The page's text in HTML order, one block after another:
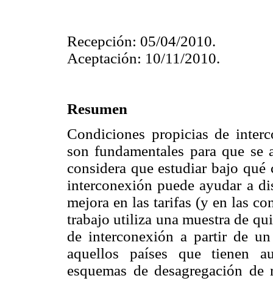
Recepción: 05/04/2010.
Aceptación: 10/11/2010.
Resumen
Condiciones propicias de
son fundamentales para que
considera que estudiar bajo qué
interconexión puede ayudar a
mejora en las tarifas (y en las
trabajo utiliza una muestra de
de interconexión a partir de
aquellos países que tienen
esquemas de desagregación